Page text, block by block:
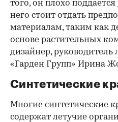
того, он плохо
него стоит отдать
материалам, таким как
основе растительных
дизайнер,
«Гарден Групп» Ирина
Синтетические
Многие синтетические
содержат летучие